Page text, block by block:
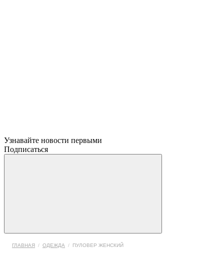
Узнавайте новости первыми
Подписаться
ГЛАВНАЯ / ОДЕЖДА / ПУЛОВЕР ЖЕНСКИЙ